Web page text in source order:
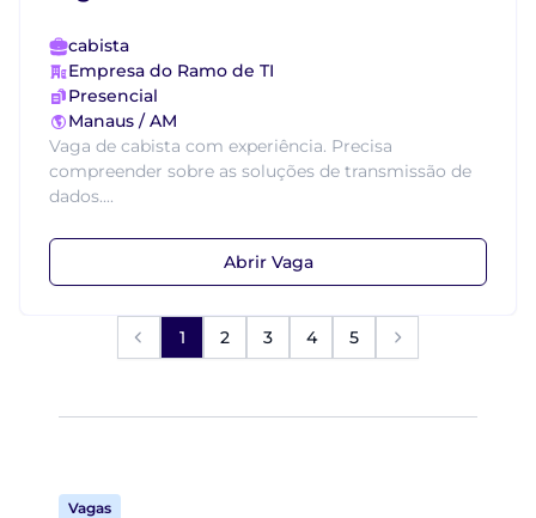
cabista
Empresa do Ramo de TI
Presencial
Manaus / AM
Vaga de cabista com experiência. Precisa
compreender sobre as soluções de transmissão de
dados....
Abrir Vaga
1 2 3 4 5
Vagas